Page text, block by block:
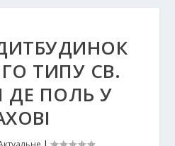
ТИПУ СВ.
ДЕ ПОЛЬ У